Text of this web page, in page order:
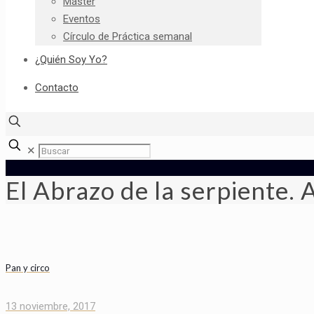
Eventos
Círculo de Práctica semanal
¿Quién Soy Yo?
Contacto
✕
El Abrazo de la serpiente.
Pan y circo
13 noviembre, 2017